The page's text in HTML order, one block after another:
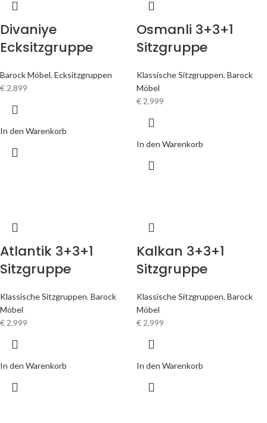
Divaniye
Ecksitzgruppe
Barock Möbel, Ecksitzgruppen
€2.899
In den Warenkorb
Osmanli 3+3+1
Sitzgruppe
Klassische Sitzgruppen, Barock
Möbel
€2.999
In den Warenkorb
Atlantik 3+3+1
Sitzgruppe
Klassische Sitzgruppen, Barock
Möbel
€2.999
In den Warenkorb
Kalkan 3+3+1
Sitzgruppe
Klassische Sitzgruppen, Barock
Möbel
€2.999
In den Warenkorb